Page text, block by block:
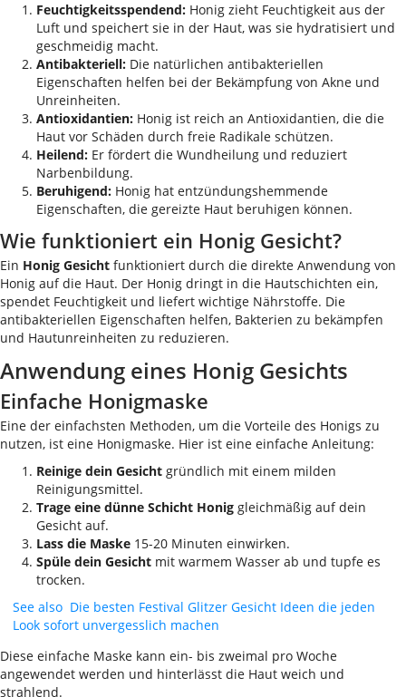
Feuchtigkeitsspendend: Honig zieht Feuchtigkeit aus der
Luft und speichert sie in der Haut, was sie hydratisiert und
geschmeidig macht.
Antibakteriell: Die natürlichen antibakteriellen
Eigenschaften helfen bei der Bekämpfung von Akne und
Unreinheiten.
Antioxidantien: Honig ist reich an Antioxidantien, die die
Haut vor Schäden durch freie Radikale schützen.
Heilend: Er fördert die Wundheilung und reduziert
Narbenbildung.
Beruhigend: Honig hat entzündungshemmende
Eigenschaften, die gereizte Haut beruhigen können.
Wie funktioniert ein Honig Gesicht?
Ein Honig Gesicht funktioniert durch die direkte Anwendung von
Honig auf die Haut. Der Honig dringt in die Hautschichten ein,
spendet Feuchtigkeit und liefert wichtige Nährstoffe. Die
antibakteriellen Eigenschaften helfen, Bakterien zu bekämpfen
und Hautunreinheiten zu reduzieren.
Anwendung eines Honig Gesichts
Einfache Honigmaske
Eine der einfachsten Methoden, um die Vorteile des Honigs zu
nutzen, ist eine Honigmaske. Hier ist eine einfache Anleitung:
Reinige dein Gesicht gründlich mit einem milden
Reinigungsmittel.
Trage eine dünne Schicht Honig gleichmäßig auf dein
Gesicht auf.
Lass die Maske 15-20 Minuten einwirken.
Spüle dein Gesicht mit warmem Wasser ab und tupfe es
trocken.
See also Die besten Festival Glitzer Gesicht Ideen die jeden
Look sofort unvergesslich machen
Diese einfache Maske kann ein- bis zweimal pro Woche
angewendet werden und hinterlässt die Haut weich und
strahlend.